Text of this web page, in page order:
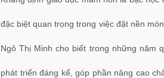
đặc biệt quan trọng trong việc đặt nền
Ngô Thị Minh cho biết trong những năm
phát triển đáng kể, góp phần nâng cao